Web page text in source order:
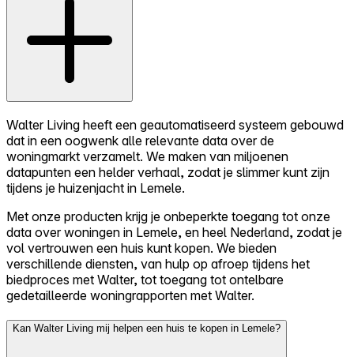
Walter Living heeft een geautomatiseerd systeem gebouwd
dat in een oogwenk alle relevante data over de
woningmarkt verzamelt. We maken van miljoenen
datapunten een helder verhaal, zodat je slimmer kunt zijn
tijdens je huizenjacht in Lemele.
Met onze producten krijg je onbeperkte toegang tot onze
data over woningen in Lemele, en heel Nederland, zodat je
vol vertrouwen een huis kunt kopen. We bieden
verschillende diensten, van hulp op afroep tijdens het
biedproces met Walter, tot toegang tot ontelbare
gedetailleerde woningrapporten met Walter.
Kan Walter Living mij helpen een huis te kopen in Lemele?